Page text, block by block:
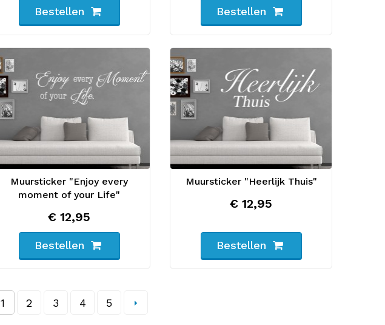
Bestellen Bestellen
Muursticker "Enjoy every
moment of your Life"
€ 12,95
Bestellen
Muursticker "Heerlijk Thuis"
€ 12,95
Bestellen
1 2 3 4 5